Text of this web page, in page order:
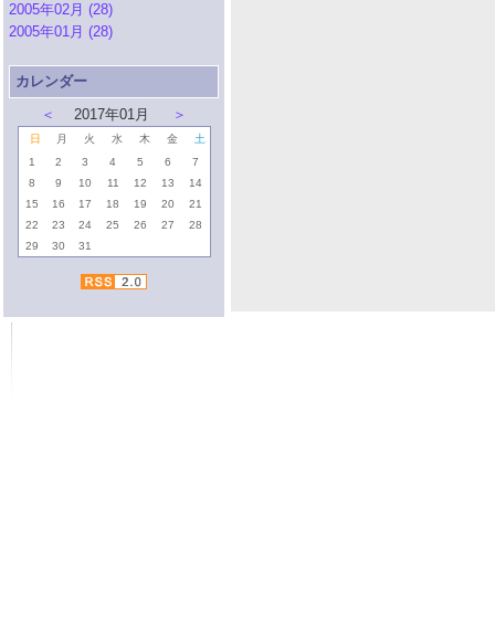
2005年02月 (28)
2005年01月 (28)
カレンダー
＜
2017年01月 ＞
日 月 火 水 木 金
土
1
2 3 4 5 6
7
8
9 10 11 12 13
14
15
16 17 18 19 20
21
22
23 24 25 26 27
28
29
30 31